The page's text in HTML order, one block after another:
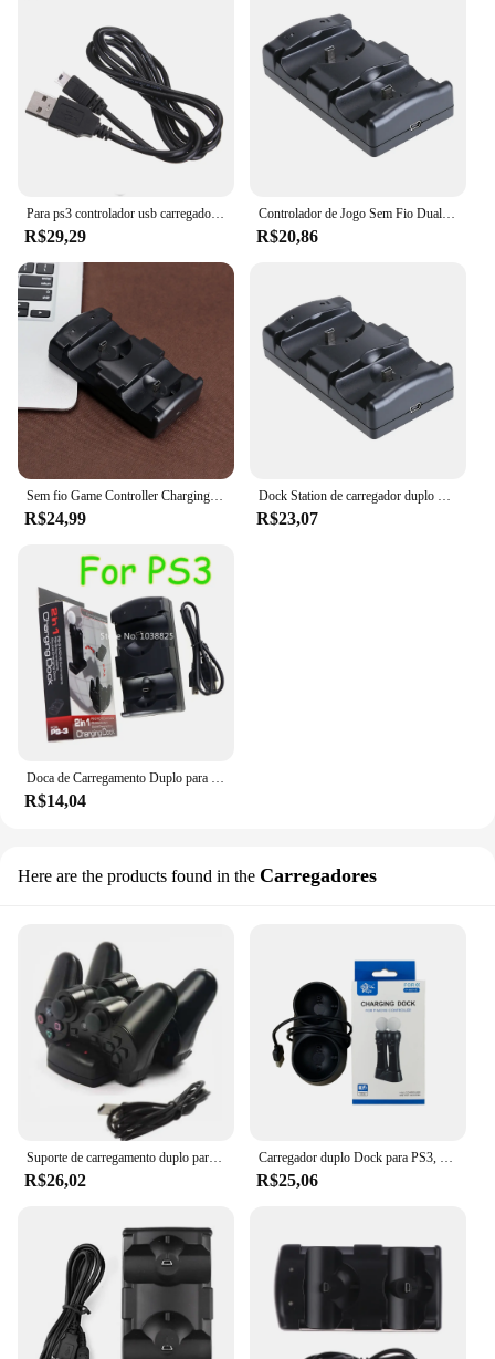
R$29,29
Controlador de Jogo Sem Fio Dual Charging Stand, Berço Profissional, Dock Station para PS3, PS3, Move, 2 em 1
R$20,86
R$24,99 R$23,07
R$14,04
Here are the products found in the Carregadores
R$26,02 R$25,06